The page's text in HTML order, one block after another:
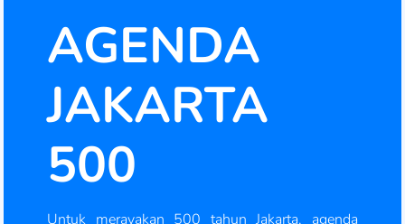
AGENDA
JAKARTA
500
Untuk merayakan 500 tahun Jakarta, agenda